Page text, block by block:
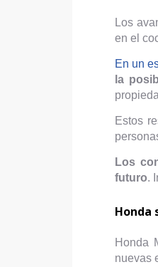
Los
en el
En un
la
Estos
Los
futuro.
Honda
Honda
nuevas